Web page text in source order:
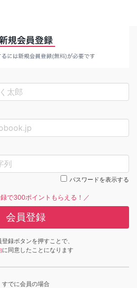
パスワードを表示する
で300ポイントもらえる！／
会員登録
登録ボタンを押すことで、
に同意したことになります
すでに会員の場合